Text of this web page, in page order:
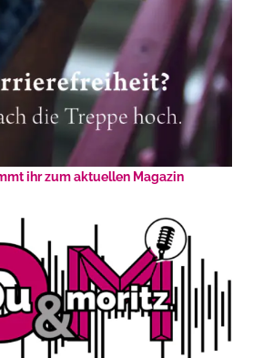
ihr zum aktuellen Magazin